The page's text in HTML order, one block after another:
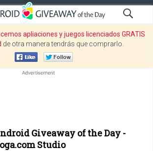
apliaciones y juegos licenciados GRATIS
de otra manera tendrás que comprarlo.
Giveaway of the Day -
Studio